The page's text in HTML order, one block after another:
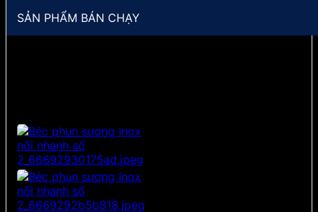
SẢN PHẨM BÁN CHẠY